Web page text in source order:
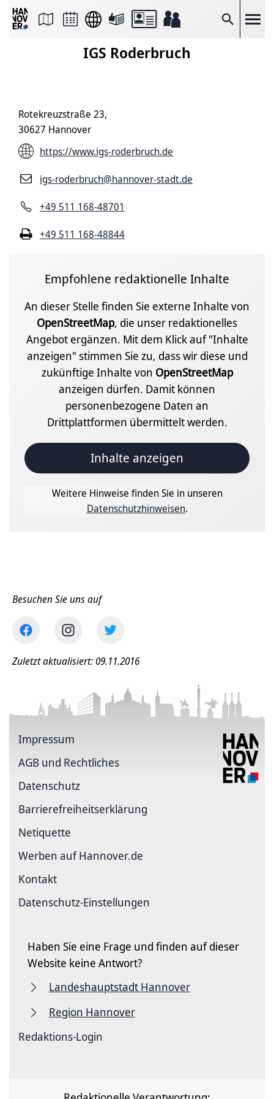
Suche
Seite
Seitenlink
Seite
Drucken
IGS Roderbruch
Rotekreuzstraße 23,
30627 Hannover
https://www.igs-roderbruch.de
igs-roderbruch@hannover-stadt.de
+49 511 168-48701
+49 511 168-48844
Empfohlene redaktionelle Inhalte
An dieser Stelle finden Sie externe Inhalte von
OpenStreetMap, die unser redaktionelles
Angebot ergänzen. Mit dem Klick auf "Inhalte
anzeigen" stimmen Sie zu, dass wir diese und
zukünftige Inhalte von OpenStreetMap
anzeigen dürfen. Damit können
personenbezogene Daten an
Drittplattformen übermittelt werden.
Inhalte anzeigen
Weitere Hinweise finden Sie in unseren
Datenschutzhinweisen.
Besuchen Sie uns auf
Zuletzt aktualisiert: 09.11.2016
Impressum
AGB und Rechtliches
Datenschutz
Barriere­freiheits­erklärung
Netiquette
Werben auf Hannover.de
Kontakt
Datenschutz-Einstellungen
Haben Sie eine Frage und finden auf dieser
Website keine Antwort?
Landeshauptstadt Hannover
Region Hannover
Redaktions-Login